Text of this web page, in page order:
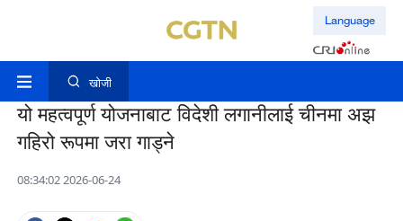
Language
खोजी
यो महत्वपूर्ण योजनाबाट विदेशी लगानीलाई चीनमा अझ
गहिरो रूपमा जरा गाड्ने
08:34:02 2026-06-24